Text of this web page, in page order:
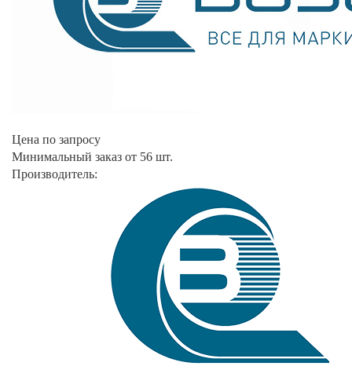
Цена по запросу
Минимальный заказ от 56 шт.
Производитель: